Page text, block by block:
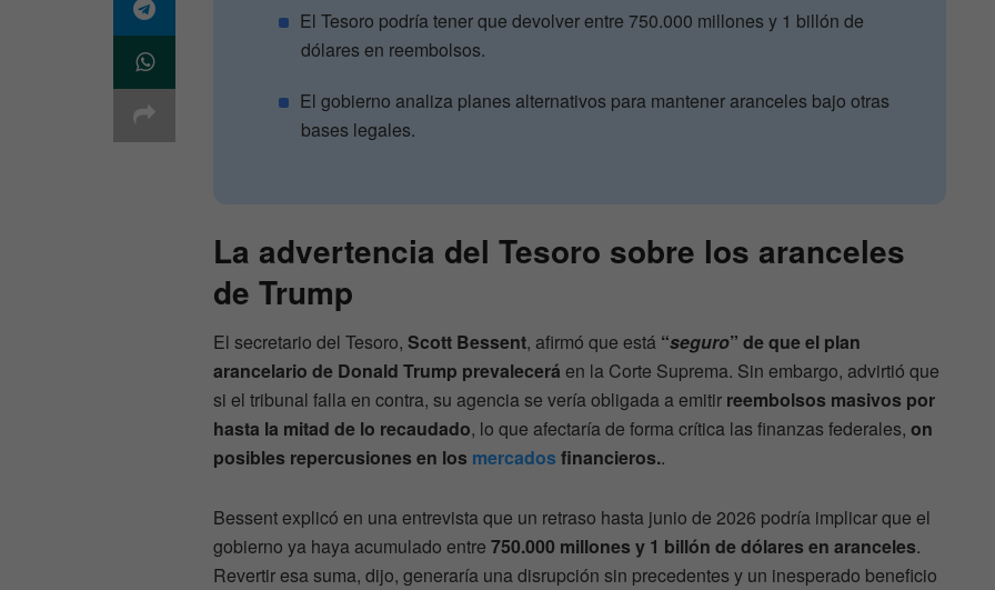
El Tesoro podría tener que devolver entre 750.000 millones y 1 billón de
dólares en reembolsos.
El gobierno analiza planes alternativos para mantener aranceles bajo otras
bases legales.
La advertencia del Tesoro sobre los aranceles
de Trump
El secretario del Tesoro, Scott Bessent, afirmó que está “seguro” de que el plan
arancelario de Donald Trump prevalecerá en la Corte Suprema. Sin embargo, advirtió que
si el tribunal falla en contra, su agencia se vería obligada a emitir reembolsos masivos por
hasta la mitad de lo recaudado, lo que afectaría de forma crítica las finanzas federales, on
posibles repercusiones en los mercados financieros..
Bessent explicó en una entrevista que un retraso hasta junio de 2026 podría implicar que el
gobierno ya haya acumulado entre 750.000 millones y 1 billón de dólares en aranceles.
Revertir esa suma, dijo, generaría una disrupción sin precedentes y un inesperado beneficio